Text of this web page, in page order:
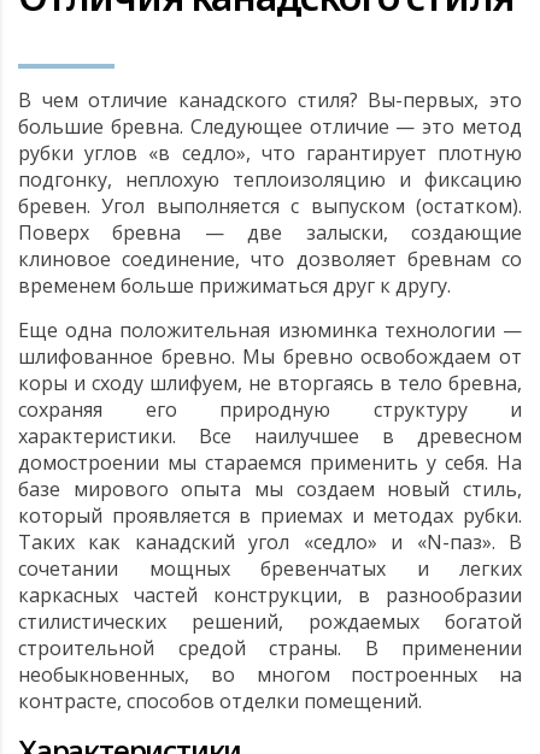
В чем отличие канадского стиля? Вы-первых, это
большие бревна. Следующее отличие — это метод
рубки углов «в седло», что гарантирует плотную
подгонку, неплохую теплоизоляцию и фиксацию
бревен. Угол выполняется с выпуском (остатком).
Поверх бревна — две залыски, создающие
клиновое соединение, что дозволяет бревнам со
временем больше прижиматься друг к другу.
Еще одна положительная изюминка технологии —
шлифованное бревно. Мы бревно освобождаем от
коры и сходу шлифуем, не вторгаясь в тело бревна,
сохраняя его природную структуру и
характеристики. Все наилучшее в древесном
домостроении мы стараемся применить у себя. На
базе мирового опыта мы создаем новый стиль,
который проявляется в приемах и методах рубки.
Таких как канадский угол «седло» и «N-паз». В
сочетании мощных бревенчатых и легких
каркасных частей конструкции, в разнообразии
стилистических решений, рождаемых богатой
строительной средой страны. В применении
необыкновенных, во многом построенных на
контрасте, способов отделки помещений.